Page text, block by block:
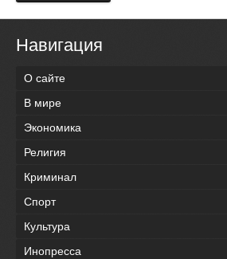
Навигация
О сайте
В мире
Экономика
Религия
Криминал
Спорт
Культура
Инопресса